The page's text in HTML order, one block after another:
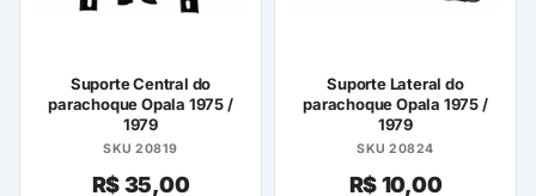
Suporte Central do
parachoque Opala 1975 /
1979
SKU 20819
R$35,00
Suporte Lateral do
parachoque Opala 1975 /
1979
SKU 20824
R$10,00